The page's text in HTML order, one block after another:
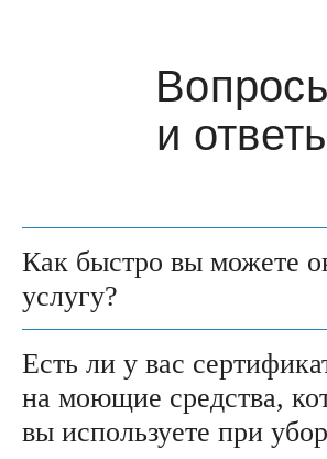
и
Как быстро вы можете
услугу?
Есть ли у вас
на моющие средства,
вы используете при